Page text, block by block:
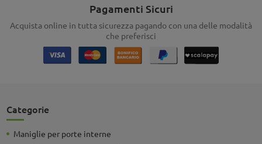
Pagamenti Sicuri
Acquista online in tutta sicurezza pagando con una delle modalità
che preferisci
Categorie
Maniglie per porte interne